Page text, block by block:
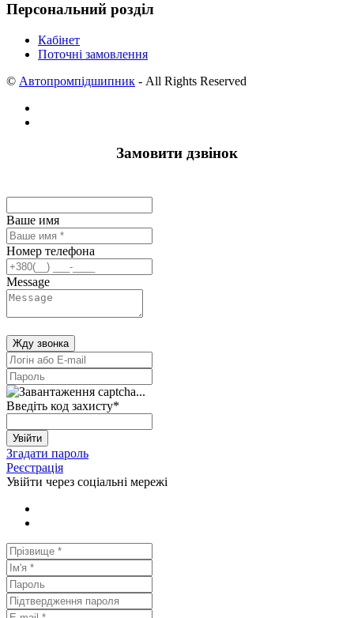
Персональний розділ
Кабінет
Поточні замовлення
© Автопромпідшипник - All Rights Reserved
Замовити дзвінок
Ваше имя
Номер телефона
Message
Жду звонка
Введіть код захисту*
Увійти
Згадати пароль
Реєстрація
Увійти через соціальні мережі